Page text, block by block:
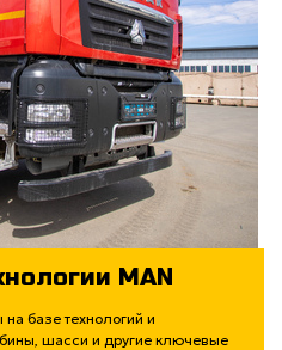
MAN
на базе технологий и
шасси и другие ключевые